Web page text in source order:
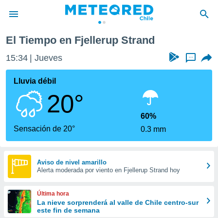
de
por
se
calidad.
a este
las
y
digital
basada
El Tiempo en Fjellerup Strand
15:34 Jueves ...
Lluvia débil
20°
Sensación de 20°
60%
0.3 mm
Aviso de nivel amarillo
Alerta moderada por viento en Fjellerup Strand hoy
Última hora
La nieve sorprenderá al valle de Chile centro-sur
este fin de semana